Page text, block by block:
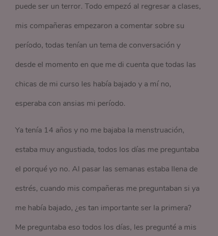
puede ser un terror. Todo empezó al regresar a clases,
mis compañeras empezaron a comentar sobre su
período, todas tenían un tema de conversación y
desde el momento en que me di cuenta que todas las
chicas de mi curso les había bajado y a mí no,
esperaba con ansias mi período.
Ya tenía 14 años y no me bajaba la menstruación,
estaba muy angustiada, todos los días me preguntaba
el porqué yo no. Al pasar las semanas estaba llena de
estrés, cuando mis compañeras me preguntaban si ya
me había bajado, ¿es tan importante ser la primera?
Me preguntaba eso todos los días, les pregunté a mis